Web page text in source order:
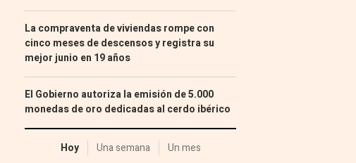
La compraventa de viviendas rompe con
cinco meses de descensos y registra su
mejor junio en 19 años
El Gobierno autoriza la emisión de 5.000
monedas de oro dedicadas al cerdo ibérico
Hoy Una semana Un mes